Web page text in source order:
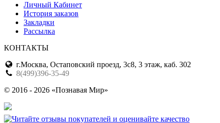
Личный Кабинет
История заказов
Закладки
Рассылка
КОНТАКТЫ
г.Москва, Остаповский проезд, 3с8, 3 этаж, каб. 302
8(499)396-35-49
© 2016 - 2026 «Познавая Мир»